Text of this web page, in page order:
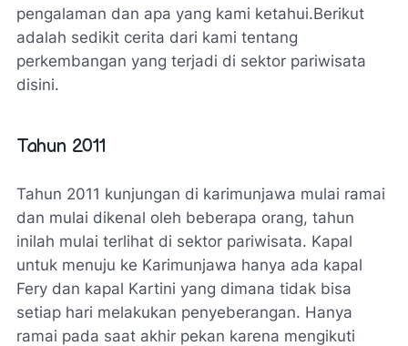
pengalaman dan apa yang kami ketahui.Berikut
adalah sedikit cerita dari kami tentang
perkembangan yang terjadi di sektor pariwisata
disini.
Tahun 2011
Tahun 2011 kunjungan di karimunjawa mulai ramai
dan mulai dikenal oleh beberapa orang, tahun
inilah mulai terlihat di sektor pariwisata. Kapal
untuk menuju ke Karimunjawa hanya ada kapal
Fery dan kapal Kartini yang dimana tidak bisa
setiap hari melakukan penyeberangan. Hanya
ramai pada saat akhir pekan karena mengikuti